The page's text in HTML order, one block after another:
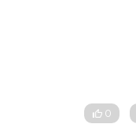
0